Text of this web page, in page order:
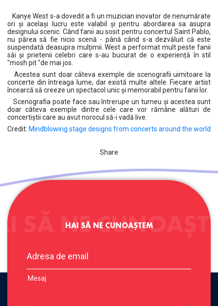
Kanye West s-a dovedit a fi un muzician inovator de nenumărate
ori și același lucru este valabil și pentru abordarea sa asupra
designului scenic. Când fanii au sosit pentru concertul Saint Pablo,
nu părea să fie nicio scenă - până când s-a dezvăluit că este
suspendată deasupra mulțimii. West a performat mult peste fanii
săi și prietenii celebri care s-au bucurat de o experiență în stil
"mosh pit "de mai jos.
Acestea sunt doar câteva exemple de scenografii uimitoare la
concerte din întreaga lume, dar există multe altele. Fiecare artist
încearcă să creeze un spectacol unic și memorabil pentru fanii lor.
Scenografia poate face sau întrerupe un turneu și acestea sunt
doar câteva exemple dintre cele care vor rămâne alături de
concertiştii care au avut norocul să-i vadă live.
Credit: Mindblowing stage designs from concerts around the world
Share
HAI SĂ NE CUNOAȘTEM
SĂ NE